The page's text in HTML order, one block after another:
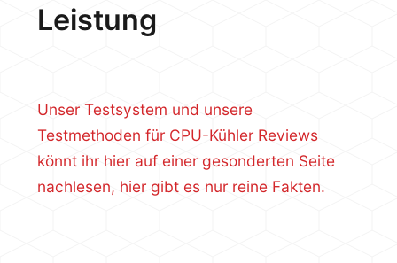
Leistung
Unser Testsystem und unsere
Testmethoden für CPU-Kühler Reviews
könnt ihr hier auf einer gesonderten Seite
nachlesen, hier gibt es nur reine Fakten.